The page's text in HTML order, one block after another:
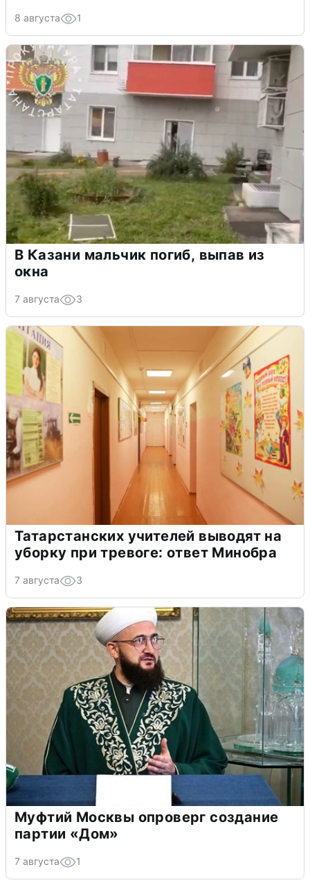
8 августа 1
В Казани мальчик погиб, выпав из
окна
7 августа 3
Татарстанских учителей выводят на
уборку при тревоге: ответ Минобра
7 августа 3
Муфтий Москвы опроверг создание
партии «Дом»
7 августа 1